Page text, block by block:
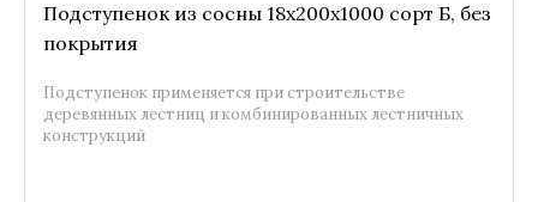
Подступенок из сосны 18x200x1000 сорт Б, без
покрытия
Подступенок применяется при строительстве
деревянных лестниц и комбинированных лестничных
конструкций